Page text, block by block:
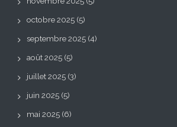
octobre 2025 (5)
septembre 2025 (4)
août 2025 (5)
juillet 2025 (3)
juin 2025 (5)
mai 2025 (6)